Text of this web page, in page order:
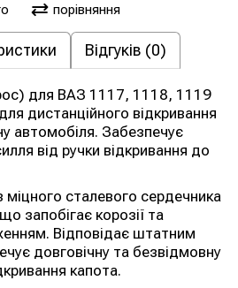
порівняння
Відгуків (0)
для ВАЗ 1117, 1118, 1119
дистанційного відкривання
автомобіля. Забезпечує
від ручки відкривання до
міцного сталевого сердечника
запобігає корозії та
Відповідає штатним
довговічну та безвідмовну
капота.